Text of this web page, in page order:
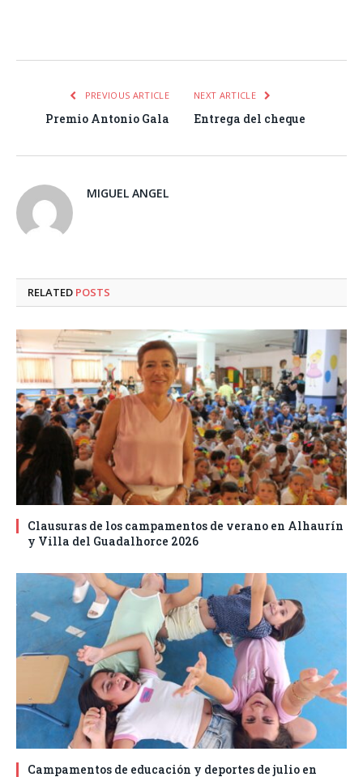
PREVIOUS ARTICLE
Premio Antonio Gala
NEXT ARTICLE
Entrega del cheque
MIGUEL ANGEL
RELATED POSTS
Clausuras de los campamentos de verano en Alhaurín
y Villa del Guadalhorce 2026
Campamentos de educación y deportes de julio en